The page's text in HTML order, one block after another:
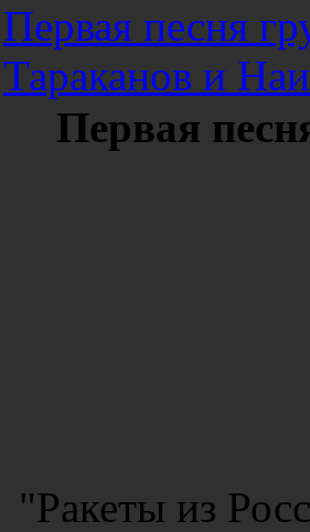
Первая песня
Тараканов и
Первая
"Ракеты из